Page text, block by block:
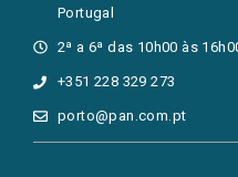
Portugal
2ª a 6ª das 10h00 às
+351 228 329 273
porto@pan.com.pt